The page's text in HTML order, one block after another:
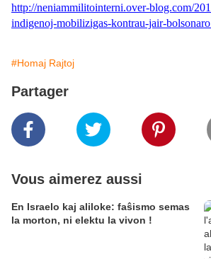
http://neniammilitointerni.over-blog.com/
indigenoj-mobilizigas-kontrau-jair-
#Homaj Rajtoj
Partager
Vous aimerez aussi
En Israelo kaj aliloke: faŝismo semas
la morton, ni elektu la vivon !